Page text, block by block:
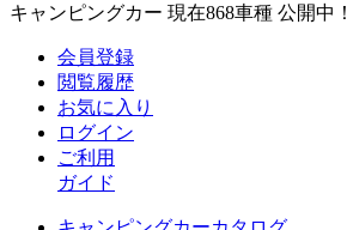
キャンピングカー 現在868車種 公開中！
会員登録
閲覧履歴
お気に入り
ログイン
ご利用
ガイド